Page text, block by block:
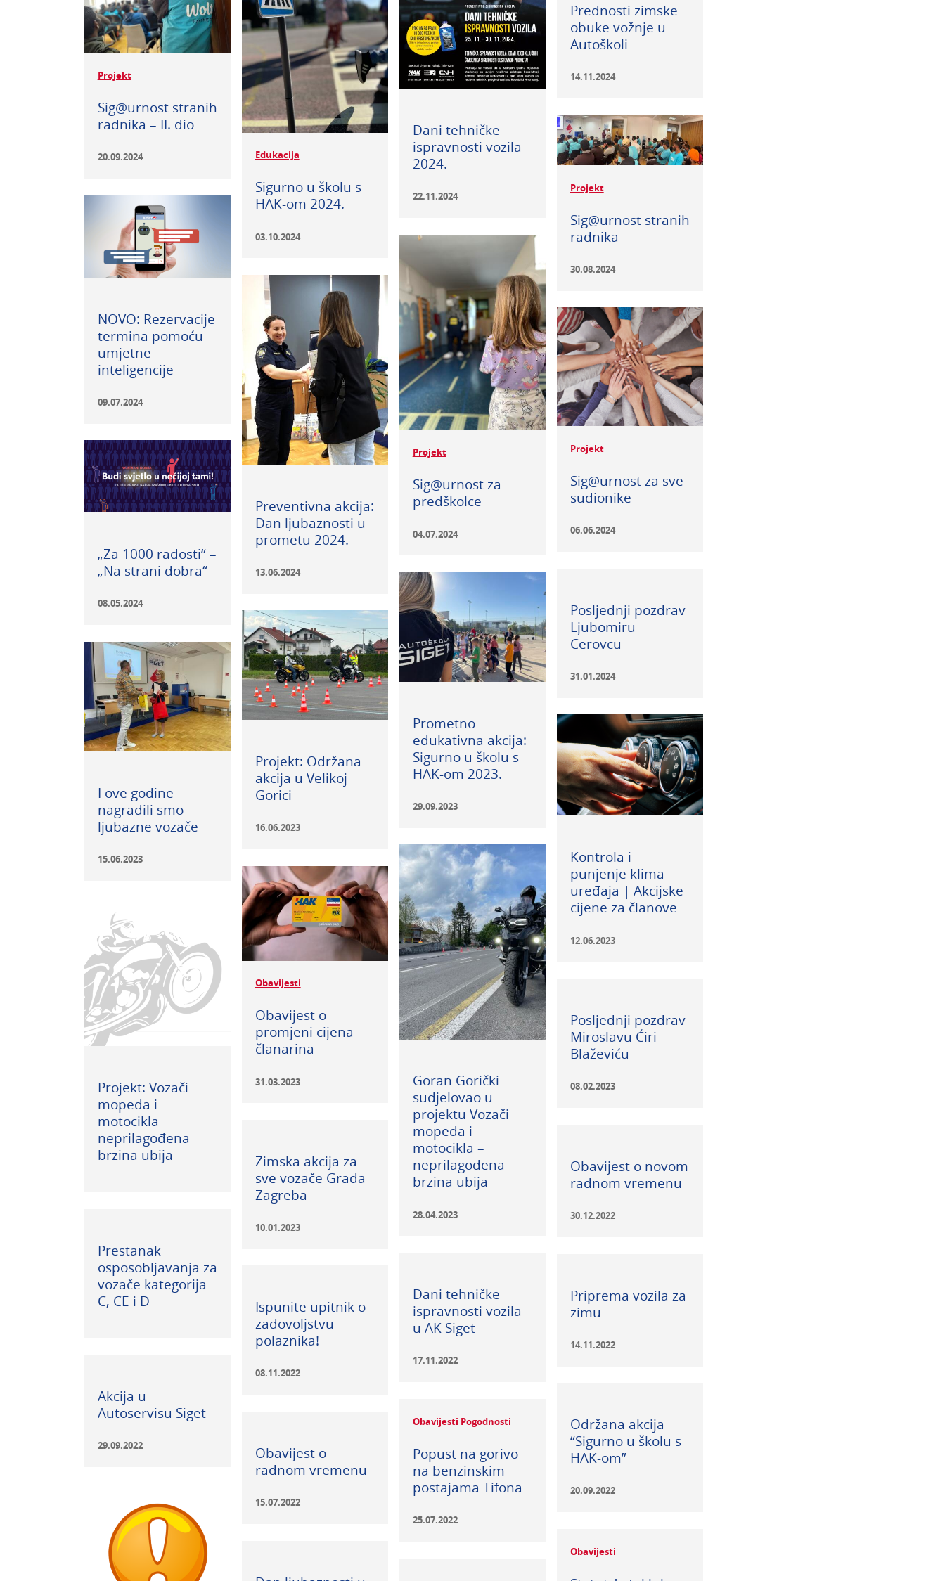
Dani tehničke
ispravnosti vozila
2024.
22.11.2024
Prednosti zimske
obuke vožnje u
Autoškoli
14.11.2024
Edukacija
Sigurno u školu s
HAK-om 2024.
03.10.2024
Projekt
Sig@urnost stranih
radnika – II. dio
20.09.2024
Projekt
Sig@urnost stranih
radnika
30.08.2024
NOVO: Rezervacije
termina pomoću
umjetne
inteligencije
09.07.2024
Projekt
Sig@urnost za
predškolce
04.07.2024
Preventivna akcija:
Dan ljubaznosti u
prometu 2024.
13.06.2024
Projekt
Sig@urnost za sve
sudionike
06.06.2024
„Za 1000 radosti“ –
„Na strani dobra“
08.05.2024
Posljednji pozdrav
Ljubomiru
Cerovcu
31.01.2024
Prometno-
edukativna akcija:
Sigurno u školu s
HAK-om 2023.
29.09.2023
Projekt: Održana
akcija u Velikoj
Gorici
16.06.2023
I ove godine
nagradili smo
ljubazne vozače
15.06.2023
Kontrola i
punjenje klima
uređaja | Akcijske
cijene za članove
12.06.2023
Goran Gorički
sudjelovao u
projektu Vozači
mopeda i
motocikla –
neprilagođena
brzina ubija
28.04.2023
Obavijesti
Obavijest o
promjeni cijena
članarina
31.03.2023
Projekt: Vozači
mopeda i
motocikla –
neprilagođena
brzina ubija
Posljednji pozdrav
Miroslavu Ćiri
Blaževiću
08.02.2023
Zimska akcija za
sve vozače Grada
Zagreba
10.01.2023
Obavijest o novom
radnom vremenu
30.12.2022
Prestanak
osposobljavanja za
vozače kategorija
C, CE i D
Dani tehničke
ispravnosti vozila
u AK Siget
17.11.2022
Priprema vozila za
zimu
14.11.2022
Ispunite upitnik o
zadovoljstvu
polaznika!
08.11.2022
Akcija u
Autoservisu Siget
29.09.2022
Održana akcija
“Sigurno u školu s
HAK-om”
20.09.2022
Obavijesti Pogodnosti
Popust na gorivo
na benzinskim
postajama Tifona
25.07.2022
Obavijest o
radnom vremenu
15.07.2022
Obavijesti